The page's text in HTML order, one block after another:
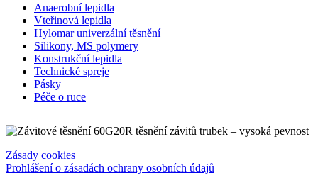
Anaerobní lepidla
Vteřinová lepidla
Hylomar univerzální těsnění
Silikony, MS polymery
Konstrukční lepidla
Technické spreje
Pásky
Péče o ruce
Zásady cookies |
Prohlášení o zásadách ochrany osobních údajů